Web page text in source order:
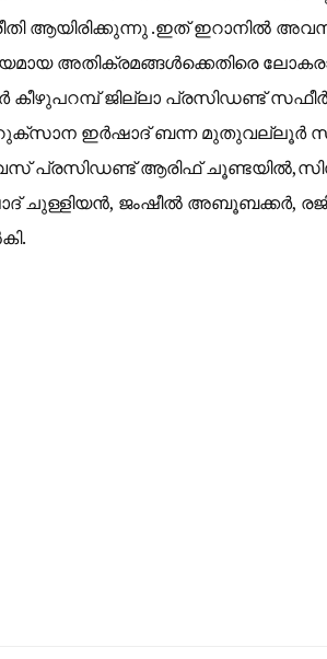
ആയിരിക്കുന്നു .ഇത് ഇറാനിൽ
അതിക്രമങ്ങൾക്കെതിരെ
കീഴുപറമ്പ് ജില്ലാ പ്രസിഡണ്ട്
റുക്സാന ഇർഷാദ് ബന്ന മുതുവല്ലൂർ
പ്രസിഡണ്ട് ആരിഫ്
ചുള്ളിയൻ, ജംഷീൽ അബൂബക്കർ,